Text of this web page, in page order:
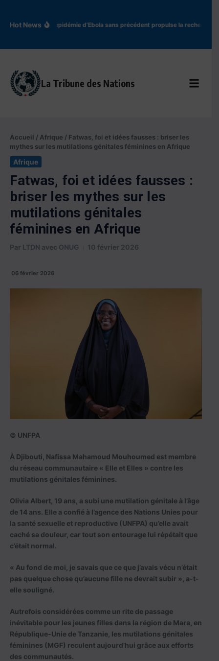
Hot News
En RDC, l’épidémie d’Ebola sans précédent propulse la recherche
La Tribune des Nations
Accueil / Afrique / Fatwas, foi et idées fausses : briser les
mythes sur les mutilations génitales féminines en Afrique
Afrique
Fatwas, foi et idées fausses :
briser les mythes sur les
mutilations génitales
féminines en Afrique
Par LTDN avec ONUG 10 février 2026
06 février 2026
© UNFPA
À Djibouti, Nafissa Mahamoud Mouhoumed est membre
du réseau communautaire « Elle et Elles » contre les
mutilations génitales féminines.
Olivia Albert, 19 ans, a subi une mutilation génitale à l’âge
de 14 ans. Elle a confié à l’agence des Nations Unies pour
la santé sexuelle et reproductive (UNFPA) qu’elle avait
caché sa douleur, car tout son entourage lui répétait que
c’était normal.
« Au fond de moi, je savais que ce que j’avais vécu n’était
pas quelque chose qu’aucune fille ne devrait subir », a-t-
elle souligné.
Autrefois considérées comme un rite de passage
inévitable pour les jeunes filles dans la région de Mara, en
République-Unie de Tanzanie, les mutilations génitales
féminines (MGF) reculent aujourd’hui grâce aux efforts
des communautés.